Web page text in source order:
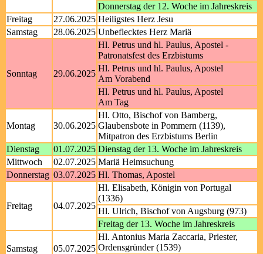
Donnerstag der 12. Woche im Jahreskreis
Freitag
27.06.2025 Heiligstes Herz Jesu
Samstag
28.06.2025 Unbeflecktes Herz Mariä
Sonntag 29.06.2025
Hl. Petrus und hl. Paulus, Apostel -
Patronatsfest des Erzbistums
Hl. Petrus und hl. Paulus, Apostel
Am Vorabend
Hl. Petrus und hl. Paulus, Apostel
Am Tag
Montag 30.06.2025
Hl. Otto, Bischof von Bamberg,
Glaubensbote in Pommern (1139),
Mitpatron des Erzbistums Berlin
Dienstag
01.07.2025 Dienstag der 13. Woche im Jahreskreis
Mittwoch
02.07.2025 Mariä Heimsuchung
Donnerstag 03.07.2025 Hl. Thomas, Apostel
Freitag 04.07.2025
Hl. Elisabeth, Königin von Portugal
(1336)
Hl. Ulrich, Bischof von Augsburg (973)
Freitag der 13. Woche im Jahreskreis
Samstag 05.07.2025
Hl. Antonius Maria Zaccaria, Priester,
Ordensgründer (1539)